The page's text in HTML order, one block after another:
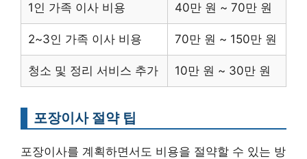
1인 가족 이사 비용 40만 원 ~ 70만 원
2~3인 가족 이사 비용 70만 원 ~ 150만 원
청소 및 정리 서비스 추가 10만 원 ~ 30만 원
포장이사 절약 팁
포장이사를 계획하면서도 비용을 절약할 수 있는 방